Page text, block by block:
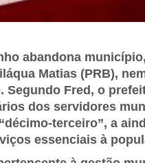
abandona
Matias (PRB),
Segundo Fred, o
dos servidores
terceiro”, a
essenciais à